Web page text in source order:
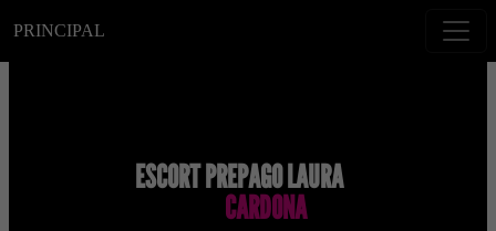
PRINCIPAL
ESCORT PREPAGO LAURA
CARDONA